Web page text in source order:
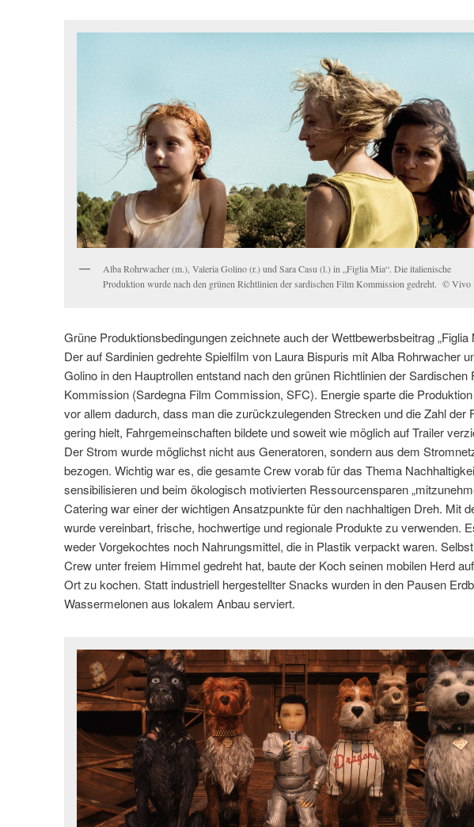
Alba Rohrwacher (m.), Valeria Golino (r.) und Sara Casu (l.) in „Figlia Mia“. Die italienische
Produktion wurde nach den grünen Richtlinien der sardischen Film Kommission gedreht. ©
Grüne Produktionsbedingungen zeichnete auch der Wettbewerbsbeitrag „Figlia
Der auf Sardinien gedrehte Spielfilm von Laura Bispuris mit Alba Rohrwacher
Golino in den Hauptrollen entstand nach den grünen Richtlinien der Sardischen
Kommission (Sardegna Film Commission, SFC). Energie sparte die
vor allem dadurch, dass man die zurückzulegenden Strecken und die Zahl der
gering hielt, Fahrgemeinschaften bildete und soweit wie möglich auf Trailer
Der Strom wurde möglichst nicht aus Generatoren, sondern aus dem
bezogen. Wichtig war es, die gesamte Crew vorab für das Thema
sensibilisieren und beim ökologisch motivierten Ressourcensparen
Catering war einer der wichtigen Ansatzpunkte für den nachhaltigen Dreh. Mit
wurde vereinbart, frische, hochwertige und regionale Produkte zu verwenden.
weder Vorgekochtes noch Nahrungsmittel, die in Plastik verpackt waren.
Crew unter freiem Himmel gedreht hat, baute der Koch seinen mobilen Herd
Ort zu kochen. Statt industriell hergestellter Snacks wurden in den Pausen
Wassermelonen aus lokalem Anbau serviert.